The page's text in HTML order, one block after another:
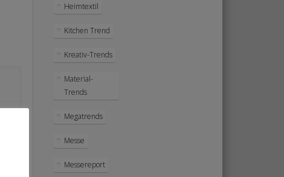
Heimtextil
Kitchen Trend
Kreativ-Trends
Material-
Trends
Megatrends
Messe
Messereport